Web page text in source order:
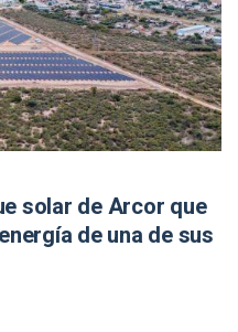
solar de Arcor que
de una de sus